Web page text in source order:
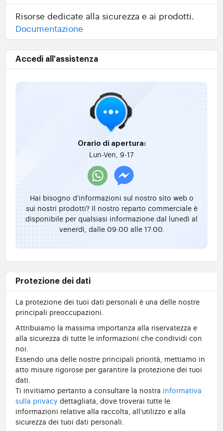
Risorse dedicate alla sicurezza e ai prodotti.
Documentazione
Accedi all'assistenza
Orario di apertura:
Lun-Ven, 9-17
Hai bisogno d'informazioni sul nostro sito web o
sui nostri prodotti? Il nostro reparto commerciale è
disponibile per qualsiasi informazione dal lunedì al
venerdì, dalle 09:00 alle 17:00.
Protezione dei dati
La protezione dei tuoi dati personali è una delle nostre
principali preoccupazioni.
Attribuiamo la massima importanza alla riservatezza e
alla sicurezza di tutte le informazioni che condividi con
noi.
Essendo una delle nostre principali priorità, mettiamo in
atto misure rigorose per garantire la protezione dei tuoi
dati.
Ti invitiamo pertanto a consultare la nostra informativa
sulla privacy dettagliata, dove troverai tutte le
informazioni relative alla raccolta, all'utilizzo e alla
sicurezza dei tuoi dati personali.